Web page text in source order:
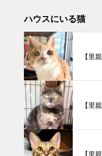
ハウスにいる猫
【里
【里
【里